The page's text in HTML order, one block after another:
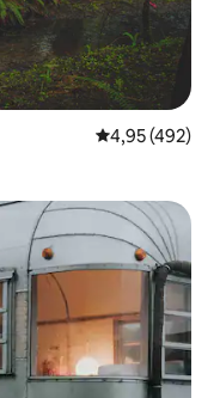
Gemiddelde
4,95 (492)